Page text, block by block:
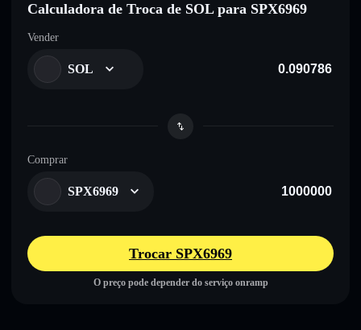
Calculadora de Troca de SOL para SPX6969
Vender
SOL
Comprar
SPX6969
Trocar SPX6969
O preço pode depender do serviço onramp